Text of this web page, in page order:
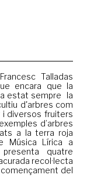
Talladas
encara que la
estat sempre la
d'arbres com
i diversos fruiters
d’arbres
a la terra roja
Música Lírica a
quatre
recol·lecta
del